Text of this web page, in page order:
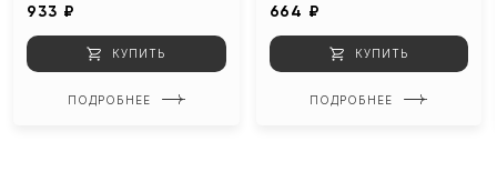
933 ₽
КУПИТЬ
ПОДРОБНЕЕ
664 ₽
КУПИТЬ
ПОДРОБНЕЕ